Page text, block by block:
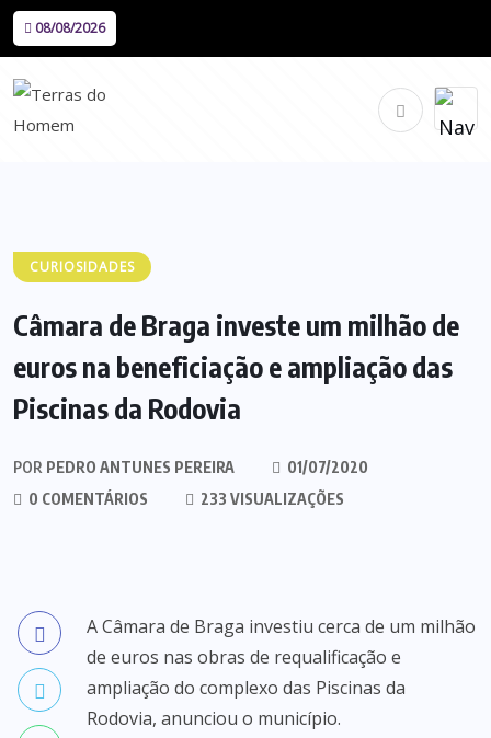
08/08/2026
CURIOSIDADES
Câmara de Braga investe um milhão de
euros na beneficiação e ampliação das
Piscinas da Rodovia
POR PEDRO ANTUNES PEREIRA
01/07/2020
0 COMENTÁRIOS
233 VISUALIZAÇÕES
A Câmara de Braga investiu cerca de um milhão
de euros nas obras de requalificação e
ampliação do complexo das Piscinas da
Rodovia, anunciou o município.